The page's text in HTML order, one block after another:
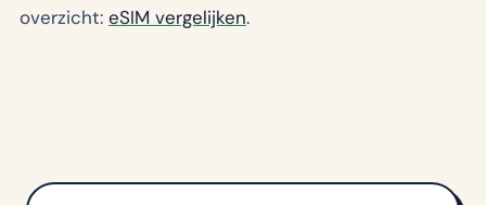
overzicht: eSIM vergelijken.